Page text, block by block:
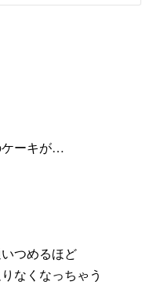
ケーキが…
つめるほど
なくなっちゃう